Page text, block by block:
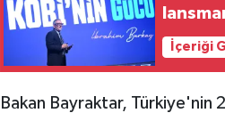
İçeriği
Bakan Bayraktar, Türkiye'nin